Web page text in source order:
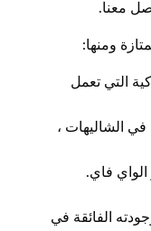
معنا.
التي تعمل
في الشاليهات ،
الواي فاي.
الفائقة في